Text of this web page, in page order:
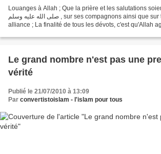
Louanges à Allah ; Que la prière et les salutations
صلى الله عليه وسلم , sur ses compagnons ainsi que sur tous ceux qui lui font
alliance ; La finalité de tous les dévots, c'est qu'Allah
Le grand nombre n'est pas une
vérité
Publié le 21/07/2010 à 13:09
Par convertistoislam - l'islam pour tous